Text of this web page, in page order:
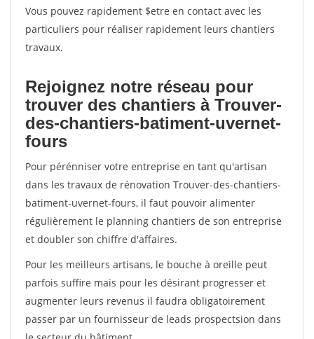
Vous pouvez rapidement $etre en contact avec les
particuliers pour réaliser rapidement leurs chantiers
travaux.
Rejoignez notre réseau pour
trouver des chantiers à Trouver-
des-chantiers-batiment-uvernet-
fours
Pour pérénniser votre entreprise en tant qu'artisan
dans les travaux de rénovation Trouver-des-chantiers-
batiment-uvernet-fours, il faut pouvoir alimenter
régulièrement le planning chantiers de son entreprise
et doubler son chiffre d'affaires.
Pour les meilleurs artisans, le bouche à oreille peut
parfois suffire mais pour les désirant progresser et
augmenter leurs revenus il faudra obligatoirement
passer par un fournisseur de leads prospectsion dans